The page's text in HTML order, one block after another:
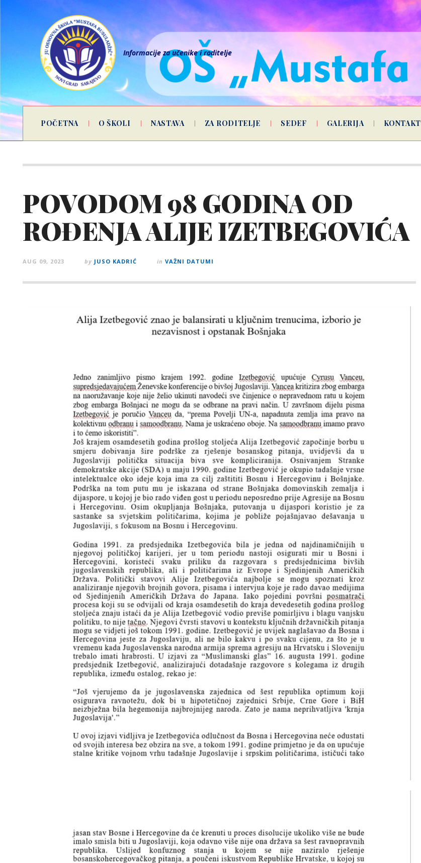
Informacije za učenike i roditelje
POČETNA O ŠKOLI NASTAVA ZA RODITELJE SEDEF GALERIJA KONTAKT
POVODOM 98 GODINA OD
ROĐENJA ALIJE IZETBEGOVIĆA
AUG 09, 2023 by JUSO KADRIĆ in VAŽNI DATUMI